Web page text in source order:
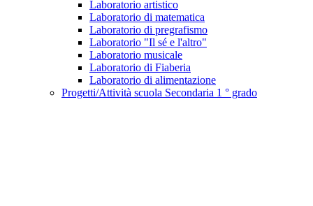
Laboratorio artistico
Laboratorio di matematica
Laboratorio di pregrafismo
Laboratorio "Il sé e l'altro"
Laboratorio musicale
Laboratorio di Fiaberia
Laboratorio di alimentazione
Progetti/Attività scuola Secondaria 1 ° grado